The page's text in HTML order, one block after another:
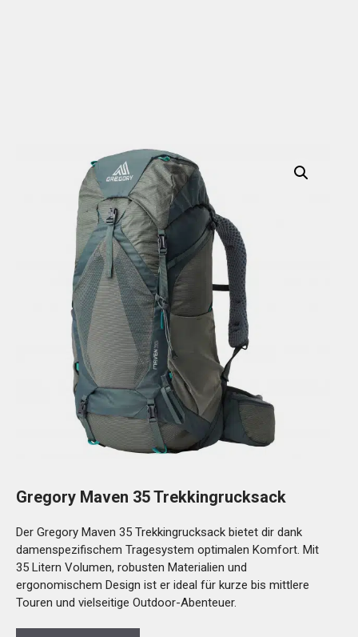
Gregory Maven 35 Trekkingrucksack
Der Gregory Maven 35 Trekkingrucksack bietet dir dank
damenspezifischem Tragesystem optimalen Komfort. Mit
35 Litern Volumen, robusten Materialien und
ergonomischem Design ist er ideal für kurze bis mittlere
Touren und vielseitige Outdoor-Abenteuer.